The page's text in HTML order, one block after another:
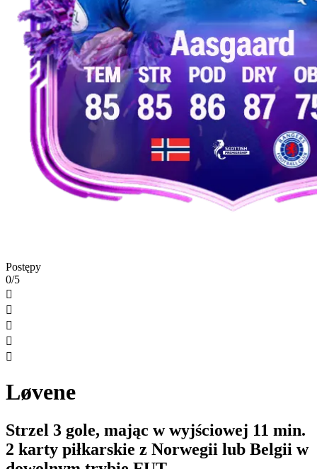
Postępy
0/5





Løvene
Strzel 3 gole, mając w wyjściowej 11 min.
2 karty piłkarskie z Norwegii lub Belgii w